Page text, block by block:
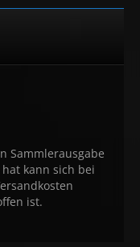
Sammlerausgabe
hat kann sich bei
ist.